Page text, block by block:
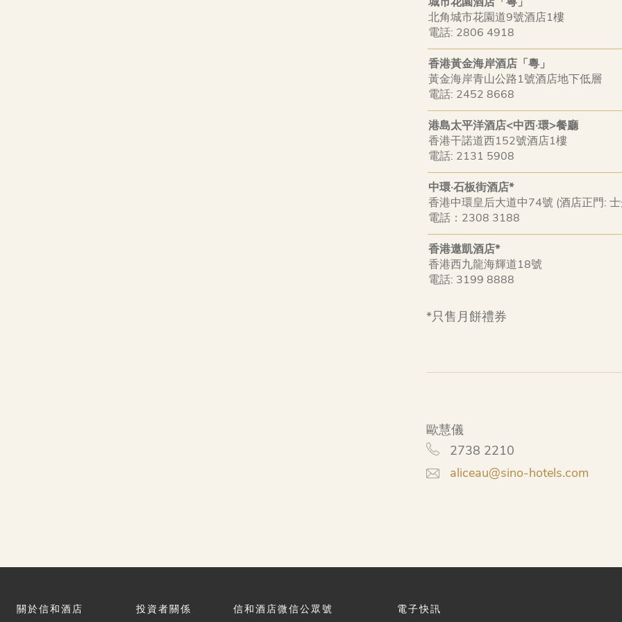
北角城市花園道9號酒店1樓
電話: 2806 4918
香港黃金海岸酒店「粵」
黃金海岸青山公路1號酒店地下低層
電話: 2452 8668
港島太平洋酒店<中西·環>餐廳
香港干諾道西152號酒店1樓
電話: 2131 5908
中環·石板街酒店*
香港中環皇后大道中74號 (酒店正門:
電話：2308 3188
香港遨凱酒店*
香港西九龍海輝道18號
電話: 3199 8888
*只售月餅禮券
歐慧儀
2738 2210
aliceau@sino-hotels.com
關於信和酒店 投資者關係 信和酒店微信公眾號 電子快訊